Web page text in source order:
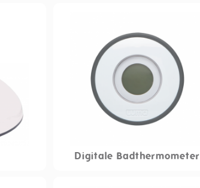
Digitale Badthermometer